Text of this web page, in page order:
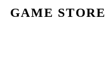
GAME STORE